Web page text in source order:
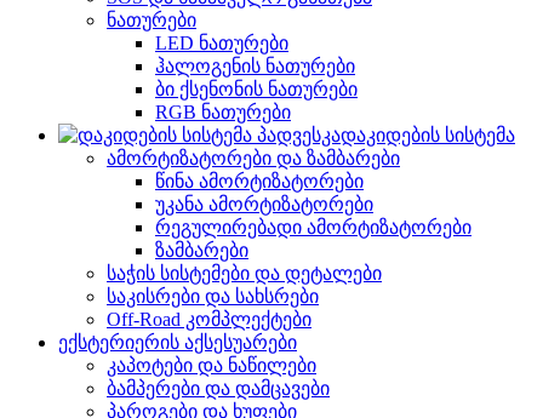
ნათურები
LED ნათურები
ჰალოგენის ნათურები
ბი ქსენონის ნათურები
RGB ნათურები
დაკიდების სისტემა
ამორტიზატორები და ზამბარები
წინა ამორტიზატორები
უკანა ამორტიზატორები
რეგულირებადი ამორტიზატორები
ზამბარები
საჭის სისტემები და დეტალები
საკისრები და სახსრები
Off-Road კომპლექტები
ექსტერიერის აქსესუარები
კაპოტები და ნაწილები
ბამპერები და დამცავები
პაროგები და ხუფები